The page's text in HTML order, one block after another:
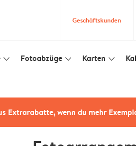
Geschäftskunden
slim_arrow_down Fotoabzüge slim_arrow_down Karten slim_arrow_down
Extrarabatte, wenn du mehr